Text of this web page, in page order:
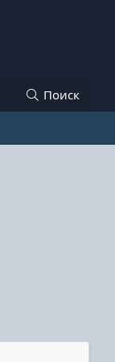
Поиск